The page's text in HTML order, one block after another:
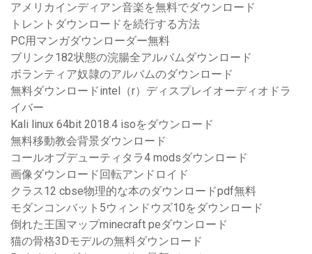
アメリカインディアン音楽を無料でダウンロード
トレントダウンロードを続行する方法
PC用マンガダウンローダー無料
ブリンク182状態の浣腸全アルバムダウンロード
ボランティア奴隷のアルバムのダウンロード
無料ダウンロードintel（r）ディスプレイオーディオドラ
イバー
Kali linux 64bit 2018.4 isoをダウンロード
無料移動教会背景ダウンロード
コールオブデューティタラ4 modsダウンロード
画像ダウンロード回転アンドロイド
クラス12 cbse物理的な本のダウンロードpdf無料
モダンコンバット5ウィンドウズ10をダウンロード
倒れた王国マップminecraft peダウンロード
猫の骨格3Dモデルの無料ダウンロード